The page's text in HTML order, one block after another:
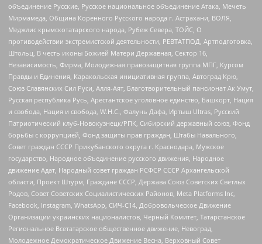
объединение Русские, Русское национальное объединение Атака, Мечеть
Мирмамеда, Община Коренного Русского народа г. Астрахани, ВОЛЯ,
Меджлис крымскотатарского народа, Рубеж Севера, ТОЙС, О
противодействии экстремистской деятельности, РЕВТАТПОД, Артподготовка,
Штольц, В честь иконы Божией Матери Державная, Сектор 16,
Независимость, Фирма, Молодежная правозащитная группа МПГ, Курсом
Правды и Единения, Каракольская инициативная группа, Автоград Крю,
Союз Славянских Сил Руси, Алля-Аят, Благотворительный пансионат Ак Умут,
Русская республика Русь, Арестантское уголовное единство, Башкорт, Нация
и свобода, Нация и свобода, W.H.С., Фалунь Дафа, Иртыш Ultras, Русский
Патриотический клуб-Новокузнецк/РПК, Сибирский державный союз, Фонд
борьбы с коррупцией, Фонд защиты прав граждан, Штабы Навального,
Совет граждан СССР Прикубанского округа г. Краснодара, Мужское
государство, Народное объединение русского движения, Народное
движение Адат, Народный совет граждан РСФСР СССР Архангельской
области, Проект Штурм, Граждане СССР, Держава Союз Советских Светлых
Родов, Совет Советских Социалистических Районов, Meta Platforms Inc,
Facebook, Instagram, WhatsApp, СИЧ-С14, Добровольческое Движение
Организации украинских националистов, Черный Комитет, Татарстанское
Региональное Всетатарское общественное движение, Невоград,
Молодежное Демократическое Движение Весна, Верховный Совет